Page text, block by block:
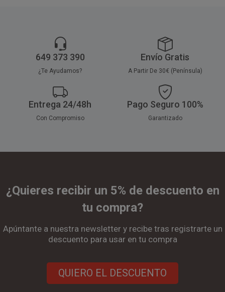
649 373 390
¿Te Ayudamos?
Envío Gratis
A Partir De 30€ (Península)
Entrega 24/48h
Con Compromiso
Pago Seguro 100%
Garantizado
¿Quieres recibir un 5% de descuento en
tu compra?
Apúntante a nuestra newsletter y recibe tras registrarte un
descuento para usar en tu compra
QUIERO EL DESCUENTO